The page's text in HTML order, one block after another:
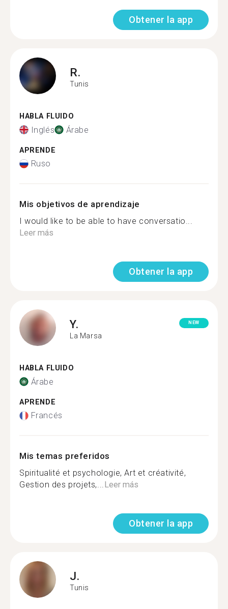
Obtener la app
R.
Tunis
HABLA FLUIDO
Inglés Árabe
APRENDE
Ruso
Mis objetivos de aprendizaje
I would like to be able to have conversatio...
Leer más
Obtener la app
Y.
La Marsa
NEW
HABLA FLUIDO
Árabe
APRENDE
Francés
Mis temas preferidos
Spiritualité et psychologie, Art et créativité,
Gestion des projets,...Leer más
Obtener la app
J.
Tunis